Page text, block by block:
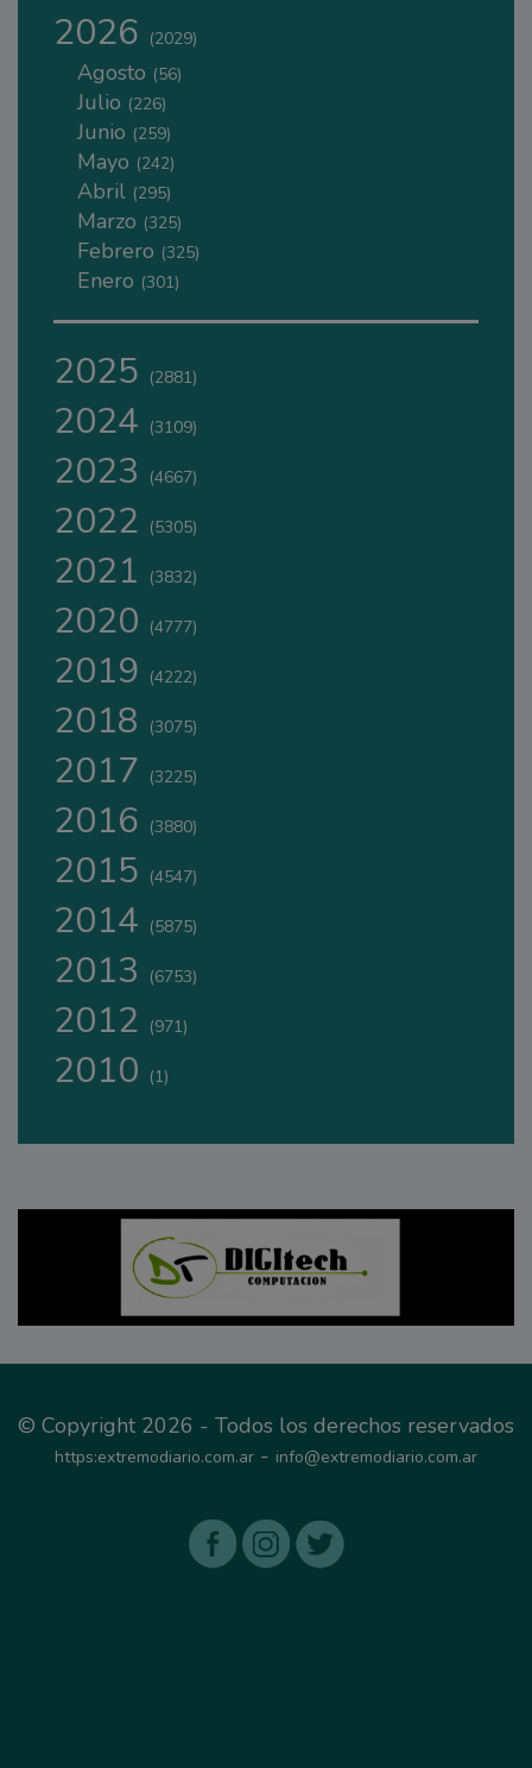
2026 (2029)
Agosto (56)
Julio (226)
Junio (259)
Mayo (242)
Abril (295)
Marzo (325)
Febrero (325)
Enero (301)
2025 (2881)
2024 (3109)
2023 (4667)
2022 (5305)
2021 (3832)
2020 (4777)
2019 (4222)
2018 (3075)
2017 (3225)
2016 (3880)
2015 (4547)
2014 (5875)
2013 (6753)
2012 (971)
2010 (1)
© Copyright 2026 - Todos los derechos reservados
https:extremodiario.com.ar - info@extremodiario.com.ar